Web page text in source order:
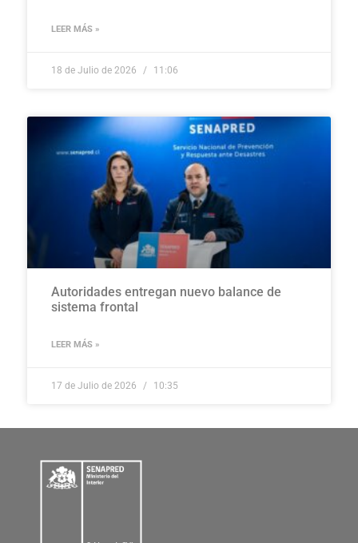
LEER MÁS »
18 de Julio de 2026 11:06
Autoridades entregan nuevo balance de
sistema frontal
LEER MÁS »
17 de Julio de 2026 10:35